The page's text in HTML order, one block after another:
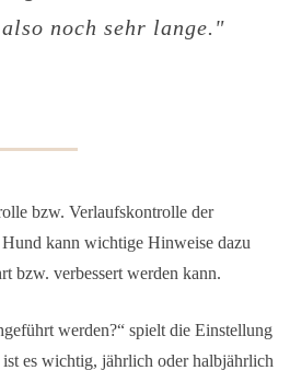
noch sehr lange."
bzw. Verlaufskontrolle der
kann wichtige Hinweise dazu
bzw. verbessert werden kann.
werden?“ spielt die Einstellung
es wichtig, jährlich oder halbjährlich